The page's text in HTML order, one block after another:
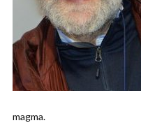
magma.